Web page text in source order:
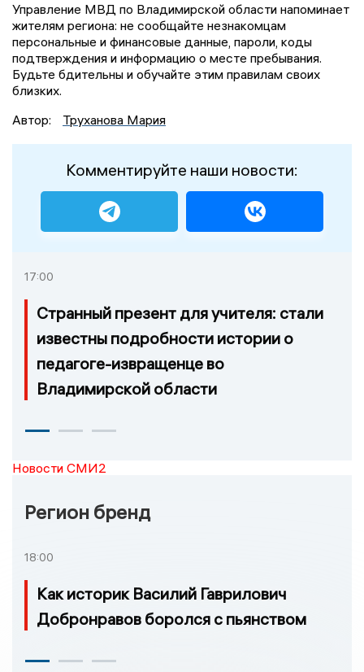
Управление МВД по Владимирской области напоминает
жителям региона: не сообщайте незнакомцам
персональные и финансовые данные, пароли, коды
подтверждения и информацию о месте пребывания.
Будьте бдительны и обучайте этим правилам своих
близких.
Автор:
Труханова Мария
Комментируйте наши новости:
17:00
Странный презент для учителя: стали
известны подробности истории о
педагоге-извращенце во
Владимирской области
Новости СМИ2
Регион бренд
18:00
Как историк Василий Гаврилович
Добронравов боролся с пьянством